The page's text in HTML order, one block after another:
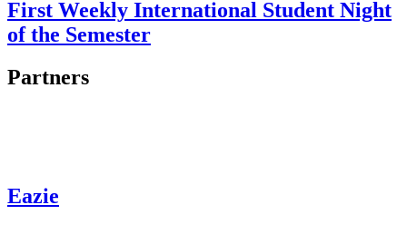
First Weekly International Student Night
of the Semester
Partners
Eazie